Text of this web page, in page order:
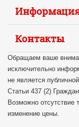
Контакты
Обращаем ваше
исключительно
не является
Статьи 437 (2)
Возможно отсутствие
изменение цены.